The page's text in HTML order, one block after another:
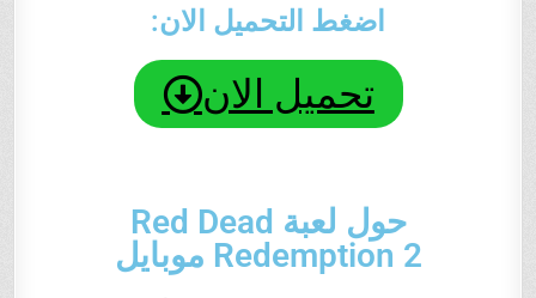
اضغط التحميل الان:
تحميل الان
حول لعبة Red Dead
Redemption 2 موبايل